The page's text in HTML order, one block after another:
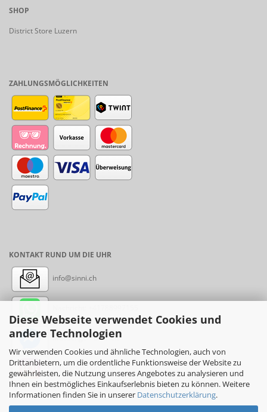
Diese Webseite verwendet Cookies und
andere Technologien
Wir verwenden Cookies und ähnliche Technologien, auch von
Drittanbietern, um die ordentliche Funktionsweise der Website zu
gewährleisten, die Nutzung unseres Angebotes zu analysieren und
Ihnen ein bestmögliches Einkaufserlebnis bieten zu können. Weitere
Informationen finden Sie in unserer Datenschutzerklärung.
SHOP
District Store Luzern
ZAHLUNGSMÖGLICHKEITEN
KONTAKT RUND UM DIE UHR
info@sinni.ch
Messenger: sinni.ch
Instagram: sinni_ch